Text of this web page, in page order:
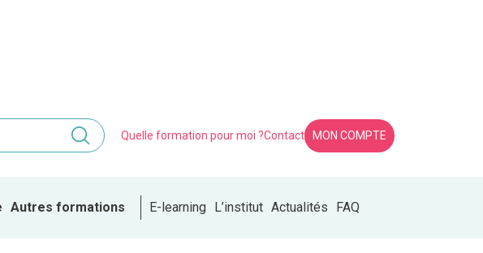
Quelle formation pour moi ?Contact MON COMPTE
Autres formations E-learning L’institut Actualités FAQ